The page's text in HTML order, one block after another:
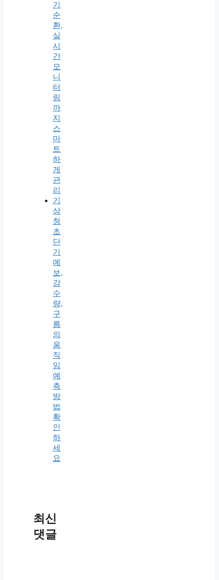
기
순
환,
실
시
간
모
니
터
링
까
지
스
마
트
하
게
관
리
기
상
청
초
단
기
예
보,
강
수
량,
구
름
의
움
직
임
예
측
방
법
확
인
하
세
요
최신
댓글